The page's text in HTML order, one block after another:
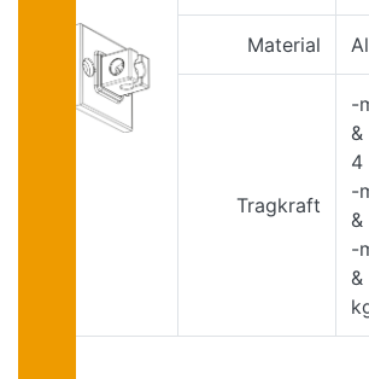
Material
Tragkraft
-
4
-
-